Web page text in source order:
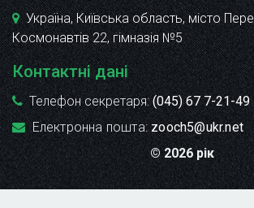
Україна, Київська область, місто
Космонавтів 22, гімназія №5
Контактні дані
Телефон секретаря:(045) 67 7-21-49
Електронна пошта:zooch5@ukr.net
© 2026 рік